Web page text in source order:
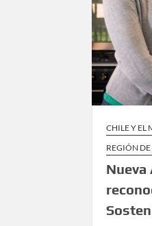
CHILE Y EL
REGIÓN
Nueva